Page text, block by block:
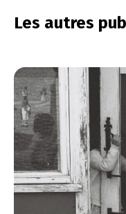
Les autres